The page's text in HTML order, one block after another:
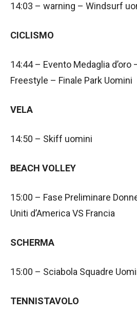
14:03 – warning – Windsurf
CICLISMO
14:44 – Evento Medaglia d’oro
Freestyle – Finale Park Uomini
VELA
14:50 – Skiff uomini
BEACH VOLLEY
15:00 – Fase Preliminare
Uniti d’America VS Francia
SCHERMA
15:00 – Sciabola Squadre
TENNISTAVOLO